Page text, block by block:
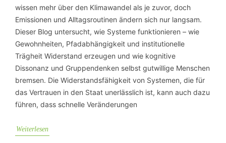
wissen mehr über den Klimawandel als je zuvor, doch
Emissionen und Alltagsroutinen ändern sich nur langsam.
Dieser Blog untersucht, wie Systeme funktionieren – wie
Gewohnheiten, Pfadabhängigkeit und institutionelle
Trägheit Widerstand erzeugen und wie kognitive
Dissonanz und Gruppendenken selbst gutwillige Menschen
bremsen. Die Widerstandsfähigkeit von Systemen, die für
das Vertrauen in den Staat unerlässlich ist, kann auch dazu
führen, dass schnelle Veränderungen
Weiterlesen